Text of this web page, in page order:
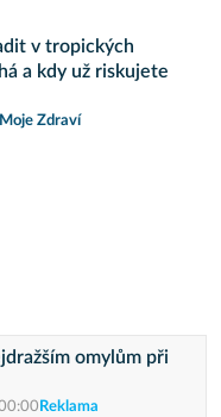
v tropických
a kdy už riskujete
Moje Zdraví
omylům při
Reklama